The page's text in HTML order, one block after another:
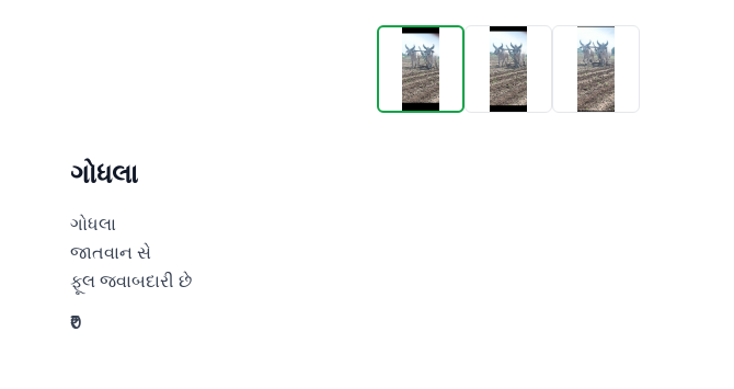
ગોધલા
ગોધલા
જાતવાન સે
ફૂલ જવાબદારી છે
₹0